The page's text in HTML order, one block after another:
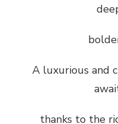
A luxurious and
thanks to the